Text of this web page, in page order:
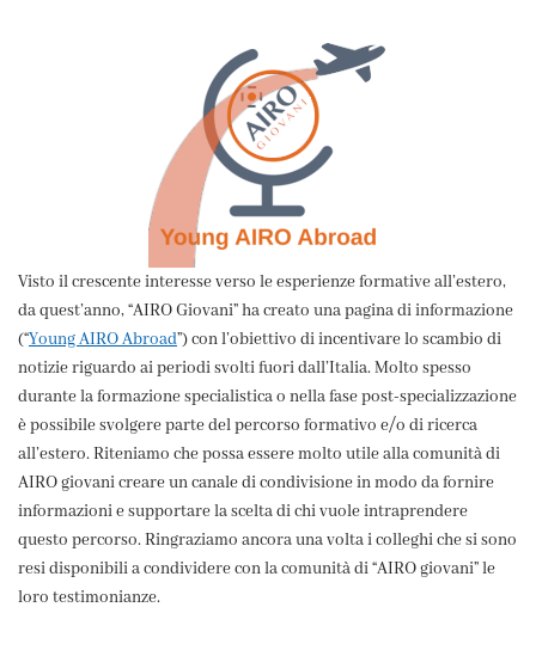
Visto il crescente interesse verso le esperienze formative all’estero,
da quest’anno, “AIRO Giovani” ha creato una pagina di informazione
(“Young AIRO Abroad”) con l’obiettivo di incentivare lo scambio di
notizie riguardo ai periodi svolti fuori dall’Italia. Molto spesso
durante la formazione specialistica o nella fase post-specializzazione
è possibile svolgere parte del percorso formativo e/o di ricerca
all’estero. Riteniamo che possa essere molto utile alla comunità di
AIRO giovani creare un canale di condivisione in modo da fornire
informazioni e supportare la scelta di chi vuole intraprendere
questo percorso. Ringraziamo ancora una volta i colleghi che si sono
resi disponibili a condividere con la comunità di “AIRO giovani” le
loro testimonianze.